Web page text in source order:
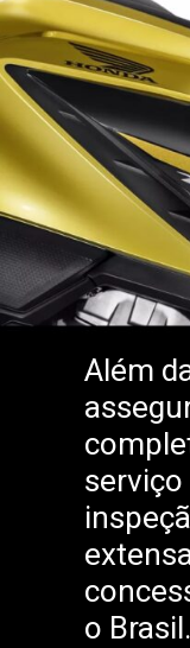
Além
serviço
o Brasil.